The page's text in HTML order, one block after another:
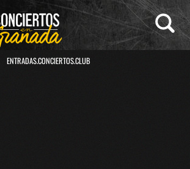
ENTRADAS.CONCIERTOS.CLUB